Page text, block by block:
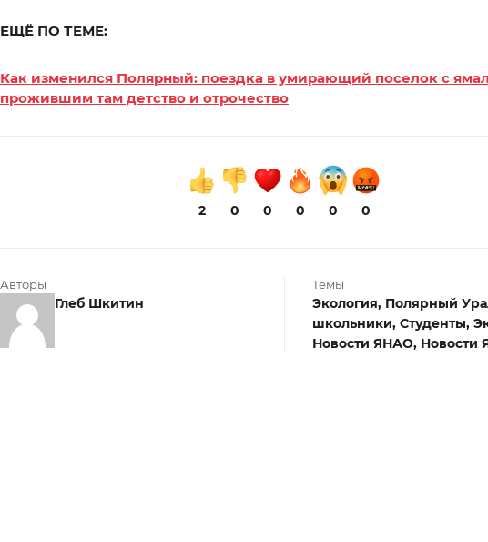
ЕЩЁ ПО ТЕМЕ:
Как изменился Полярный: поездка в умирающий поселок с
прожившим там детство и отрочество
2 0 0 0 0 0
Авторы
Глеб Шкитин
Темы
Экология, Полярный
школьники, Студенты,
Новости ЯНАО, Новости